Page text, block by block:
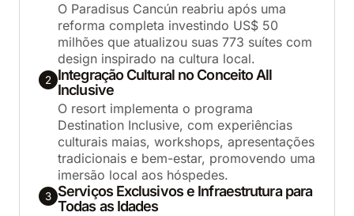
O Paradisus Cancún reabriu após uma
reforma completa investindo US$ 50
milhões que atualizou suas 773 suítes com
design inspirado na cultura local.
2 Integração Cultural no Conceito All
Inclusive
O resort implementa o programa
Destination Inclusive, com experiências
culturais maias, workshops, apresentações
tradicionais e bem-estar, promovendo uma
imersão local aos hóspedes.
3 Serviços Exclusivos e Infraestrutura para
Todas as Idades